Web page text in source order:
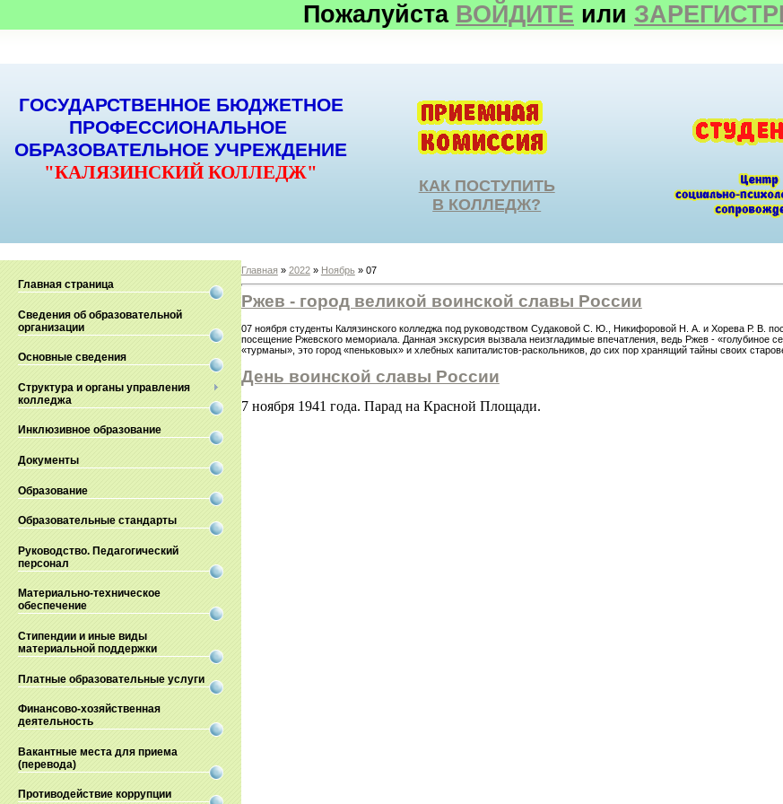
Пожалуйста ВОЙДИТЕ или
ГОСУДАРСТВЕННОЕ БЮДЖЕТНОЕ
ПРОФЕССИОНАЛЬНОЕ
ОБРАЗОВАТЕЛЬНОЕ УЧРЕЖДЕНИЕ
"КАЛЯЗИНСКИЙ КОЛЛЕДЖ"
КАК ПОСТУПИТЬ
В КОЛЛЕДЖ?
Главная страница
Сведения об образовательной
организации
Основные сведения
Структура и органы управления
колледжа
Инклюзивное образование
Документы
Образование
Образовательные стандарты
Руководство. Педагогический
персонал
Материально-техническое
обеспечение
Стипендии и иные виды
материальной поддержки
Платные образовательные услуги
Финансово-хозяйственная
деятельность
Вакантные места для приема
(перевода)
Противодействие коррупции
Главная» 2022 » Ноябрь » 07
Ржев - город великой воинской славы России
07 ноября студенты Калязинского колледжа под руководством Судаковой С. Ю., Никифоровой Н. А. и Хорева Р. В.
посещение Ржевского мемориала. Данная экскурсия вызвала неизгладимые впечатления, ведь Ржев - «голубиное
«турманы», это город «пеньковых» и хлебных капиталистов-раскольников, до сих пор хранящий тайны своих
День воинской славы России
7 ноября 1941 года. Парад на Красной Площади.